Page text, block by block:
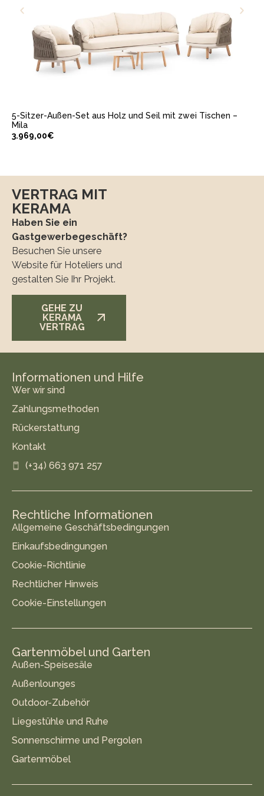
IN DEN WARENKORB LEGEN
5-Sitzer-Außen-Set aus Holz und Seil mit zwei Tischen –
Mila
3.969,00€
VERTRAG MIT
KERAMA
Haben Sie ein
Gastgewerbegeschäft?
Besuchen Sie unsere
Website für Hoteliers und
gestalten Sie Ihr Projekt.
GEHE ZU
KERAMA
VERTRAG
Informationen und Hilfe
Wer wir sind
Zahlungsmethoden
Rückerstattung
Kontakt
(+34) 663 971 257
Rechtliche Informationen
Allgemeine Geschäftsbedingungen
Einkaufsbedingungen
Cookie-Richtlinie
Rechtlicher Hinweis
Cookie-Einstellungen
Gartenmöbel und Garten
Außen-Speisesäle
Außenlounges
Outdoor-Zubehör
Liegestühle und Ruhe
Sonnenschirme und Pergolen
Gartenmöbel